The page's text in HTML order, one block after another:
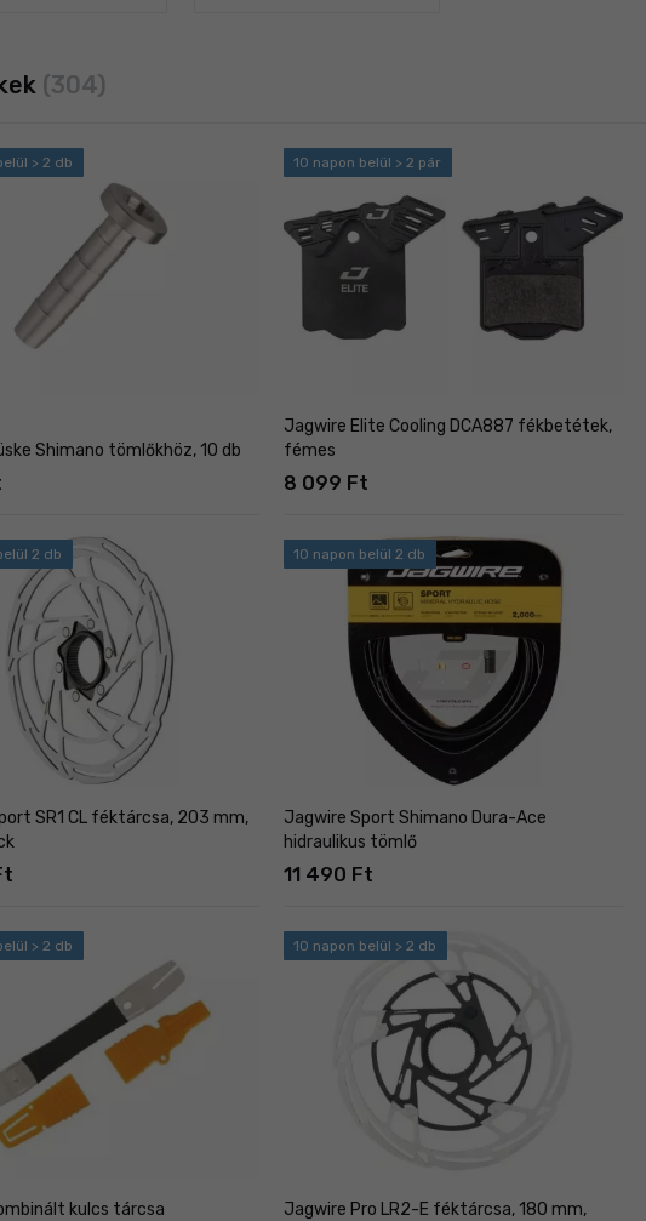
(304)
> 2 db
Shimano tömlőkhöz, 10 db
10 napon belül > 2 pár
Jagwire Elite Cooling DCA887 fékbetétek,
fémes
8 099 Ft
2 db
SR1 CL féktárcsa, 203 mm,
10 napon belül 2 db
Jagwire Sport Shimano Dura-Ace
hidraulikus tömlő
11 490 Ft
> 2 db
kulcs tárcsa
10 napon belül > 2 db
Jagwire Pro LR2-E féktárcsa, 180 mm,